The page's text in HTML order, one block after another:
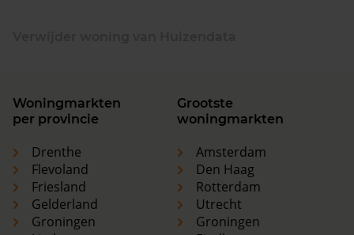
Woningmarkten
per provincie
Drenthe
Flevoland
Friesland
Gelderland
Groningen
Grootste
woningmarkten
Amsterdam
Den Haag
Rotterdam
Utrecht
Groningen